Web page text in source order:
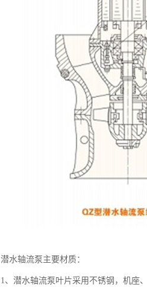
潜水轴流泵主要材质：
1、潜水轴流泵叶片采用不锈钢，机座